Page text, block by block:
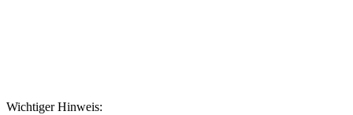
Wichtiger Hinweis: